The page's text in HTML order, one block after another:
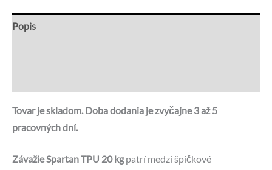
Popis
Tovar je skladom. Doba dodania je zvyčajne 3 až 5
pracovných dní.
Závažie Spartan TPU 20 kgpatrí medzi špičkové